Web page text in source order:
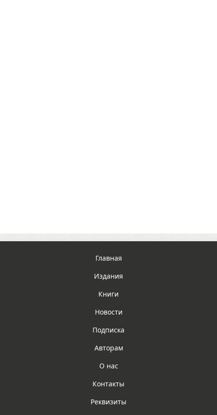
Главная
Издания
Книги
Новости
Подписка
Авторам
О нас
Контакты
Реквизиты